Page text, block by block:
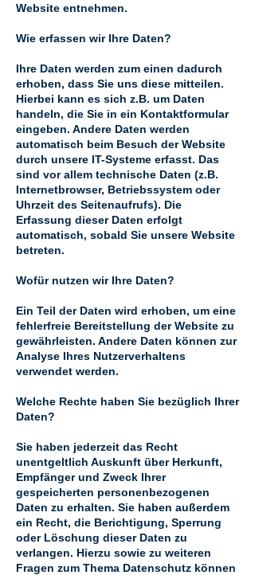
Website entnehmen.
Wie erfassen wir Ihre Daten?
Ihre Daten werden zum einen dadurch
erhoben, dass Sie uns diese mitteilen.
Hierbei kann es sich z.B. um Daten
handeln, die Sie in ein Kontaktformular
eingeben. Andere Daten werden
automatisch beim Besuch der Website
durch unsere IT-Systeme erfasst. Das
sind vor allem technische Daten (z.B.
Internetbrowser, Betriebssystem oder
Uhrzeit des Seitenaufrufs). Die
Erfassung dieser Daten erfolgt
automatisch, sobald Sie unsere Website
betreten.
Wofür nutzen wir Ihre Daten?
Ein Teil der Daten wird erhoben, um eine
fehlerfreie Bereitstellung der Website zu
gewährleisten. Andere Daten können zur
Analyse Ihres Nutzerverhaltens
verwendet werden.
Welche Rechte haben Sie bezüglich Ihrer
Daten?
Sie haben jederzeit das Recht
unentgeltlich Auskunft über Herkunft,
Empfänger und Zweck Ihrer
gespeicherten personenbezogenen
Daten zu erhalten. Sie haben außerdem
ein Recht, die Berichtigung, Sperrung
oder Löschung dieser Daten zu
verlangen. Hierzu sowie zu weiteren
Fragen zum Thema Datenschutz können